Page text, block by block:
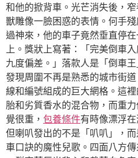
和他的掀背車。光芒消失後，
獸雕像一臉困惑的表情。何手
過神來，他的車子竟然垂直停
上。獎狀上寫著：「完美倒車
九度偏差。」落款人是「倒車
發現周圍不再是熟悉的城市街
線和編號組成的巨大網格。這
胎和劣質香水的混合物，而重
覺很重， 包養條件有時像漂浮
但喇叭發出的不是「叭叭」，
車口訣的魔性兒歌。四面八方